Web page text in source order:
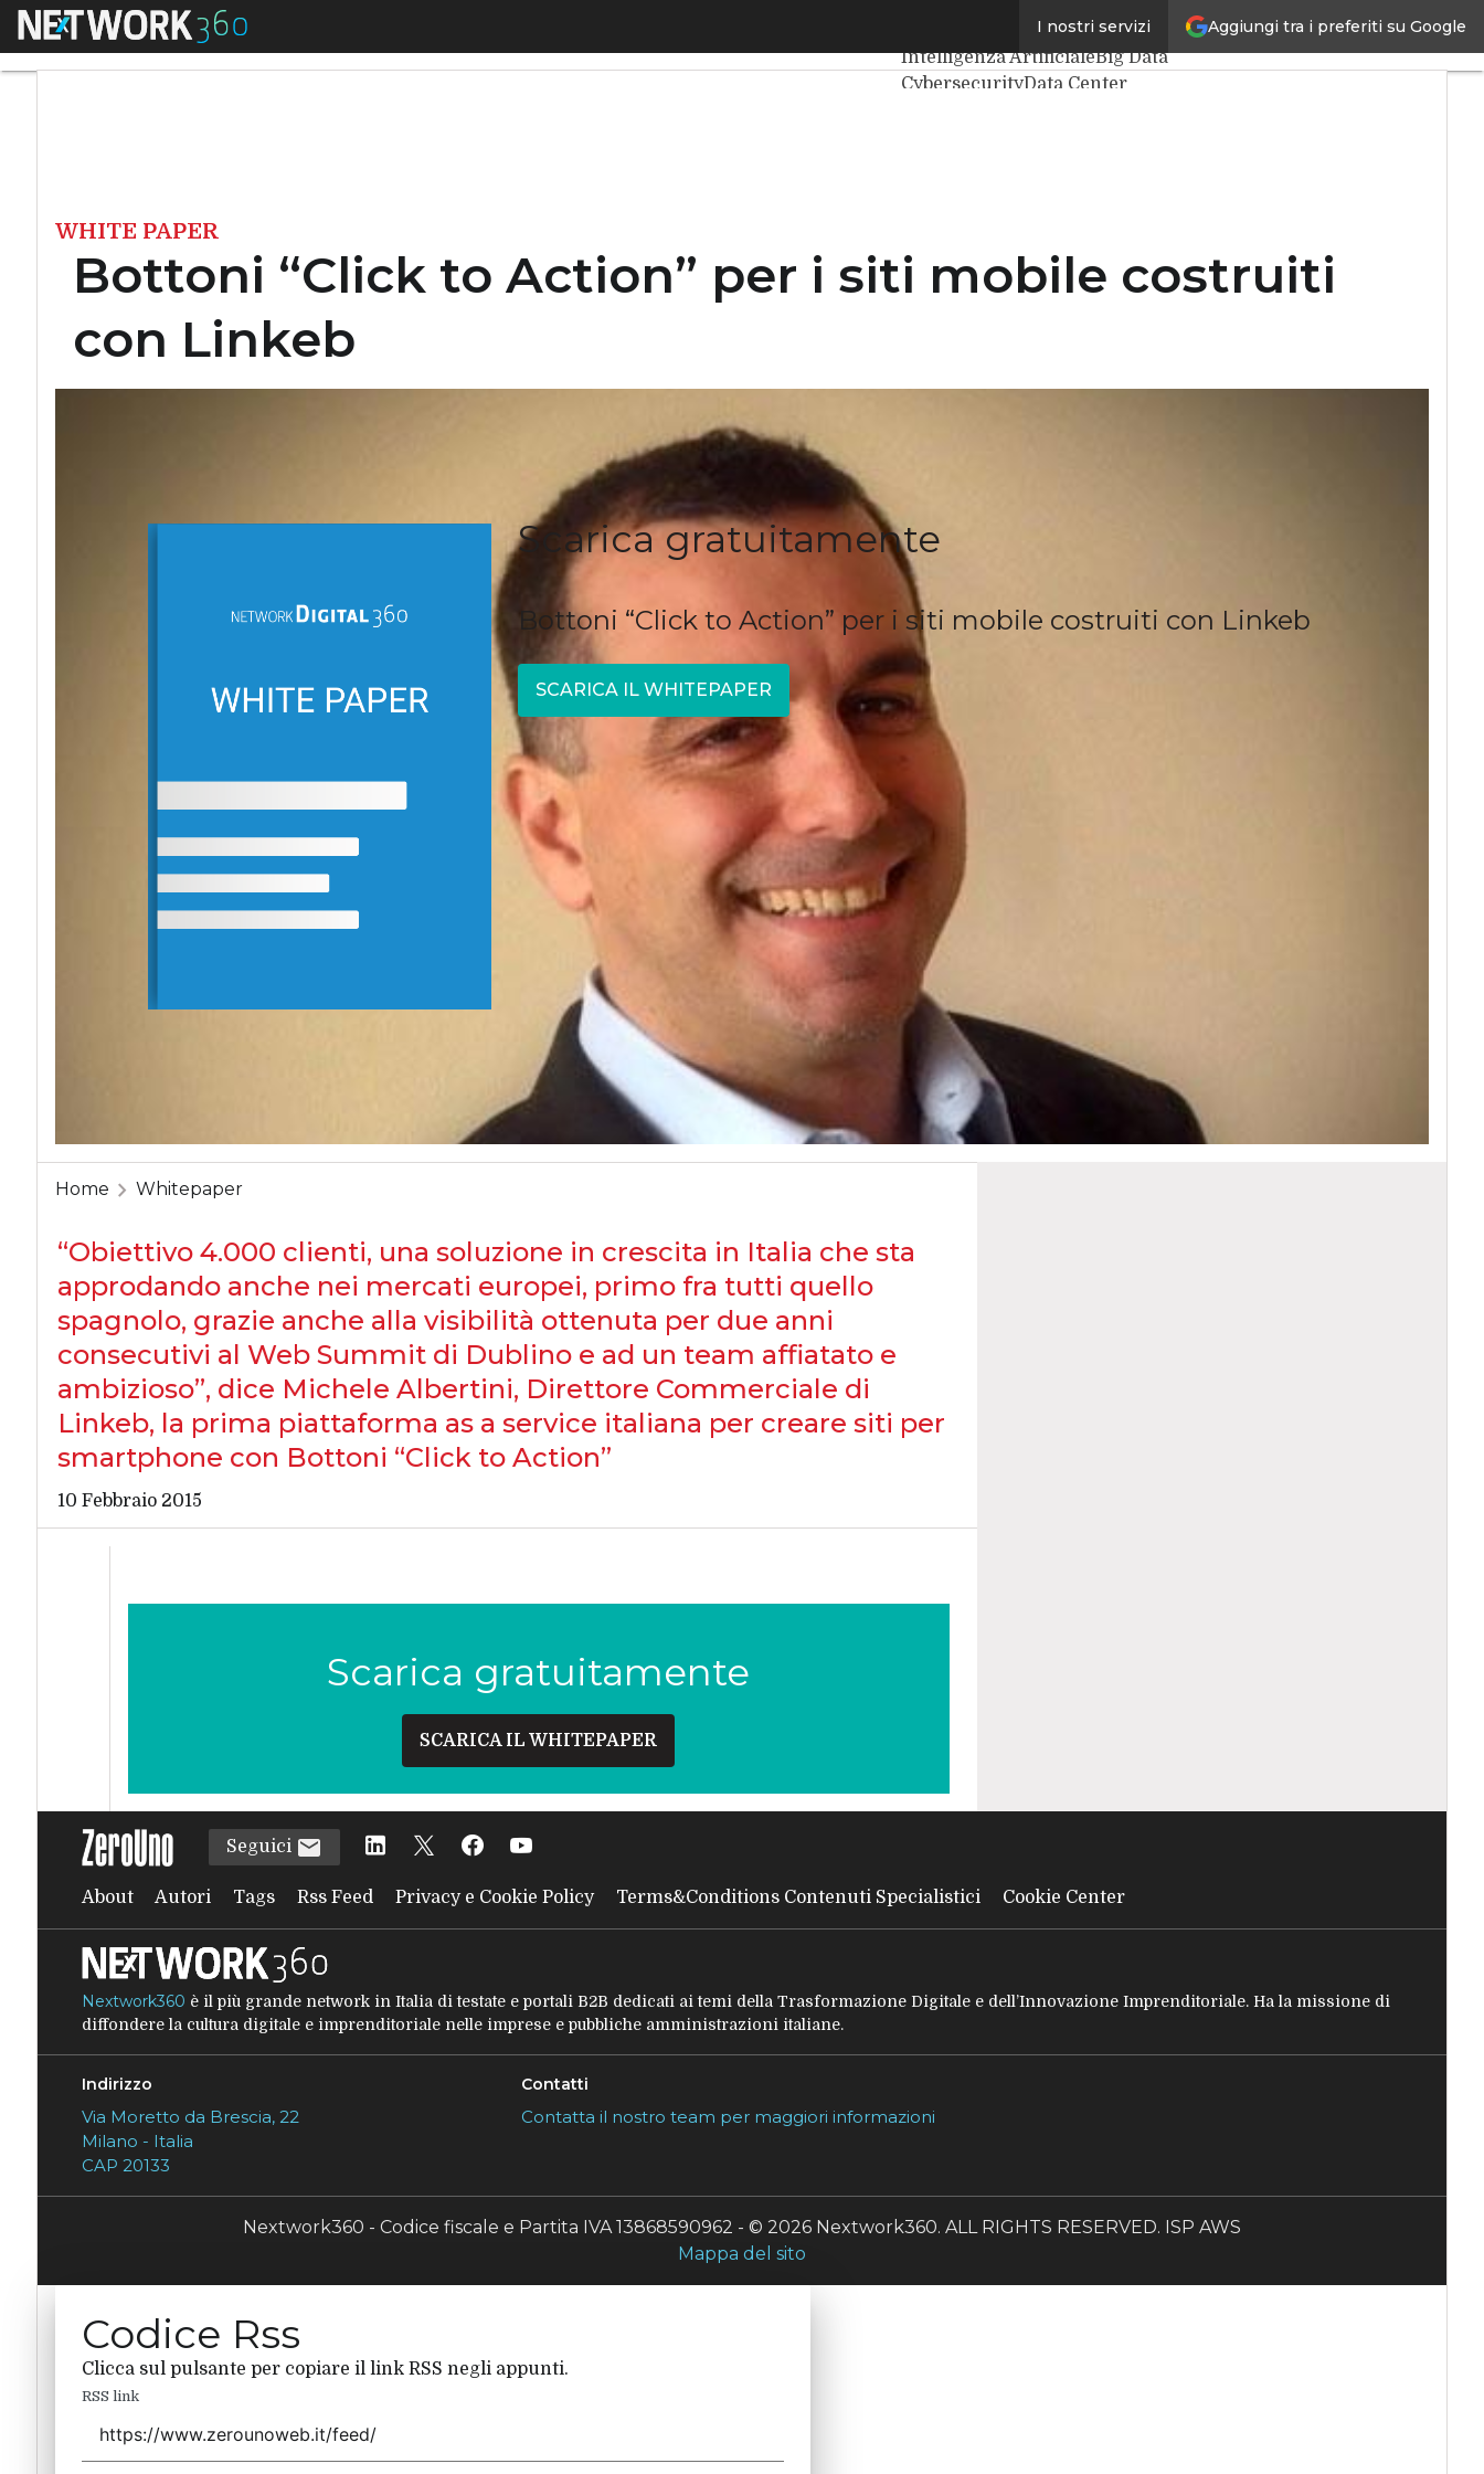
Aggiungi tra i preferiti su Google
I nostri servizi
Menu
Intelligenza ArtificialeBig Data
CybersecurityData Center
WHITE PAPER
Bottoni “Click to Action” per i siti mobile costruiti
con Linkeb
Scarica gratuitamente
Bottoni “Click to Action” per i siti mobile costruiti con Linkeb
SCARICA IL WHITEPAPER
Home Whitepaper
“Obiettivo 4.000 clienti, una soluzione in crescita in Italia che sta
approdando anche nei mercati europei, primo fra tutti quello
spagnolo, grazie anche alla visibilità ottenuta per due anni
consecutivi al Web Summit di Dublino e ad un team affiatato e
ambizioso”, dice Michele Albertini, Direttore Commerciale di
Linkeb, la prima piattaforma as a service italiana per creare siti per
smartphone con Bottoni “Click to Action”
10 Febbraio 2015
Scarica gratuitamente
SCARICA IL WHITEPAPER
Seguici
About Autori Tags Rss Feed Privacy e Cookie Policy Terms&Conditions Contenuti Specialistici Cookie Center
Nextwork360 è il più grande network in Italia di testate e portali B2B dedicati ai temi della Trasformazione Digitale e dell’Innovazione Imprenditoriale. Ha la missione di
diffondere la cultura digitale e imprenditoriale nelle imprese e pubbliche amministrazioni italiane.
Indirizzo
Via Moretto da Brescia, 22
Milano - Italia
CAP 20133
Contatti
Contatta il nostro team per maggiori informazioni
Nextwork360 - Codice fiscale e Partita IVA 13868590962 - © 2026 Nextwork360. ALL RIGHTS RESERVED. ISP AWS
Mappa del sito
Codice Rss
Clicca sul pulsante per copiare il link RSS negli appunti.
RSS link